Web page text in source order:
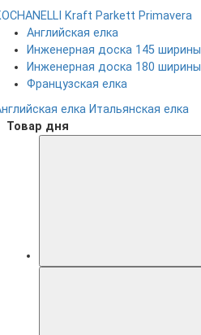
Kraft Parkett Primavera
Английская елка
Инженерная доска 145 ширины
Инженерная доска 180 ширины
Французская елка
елка Итальянская елка
Товар дня